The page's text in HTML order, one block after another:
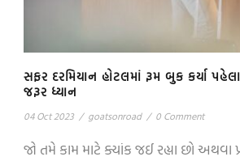
સફર દરમિયાન હોટલમાં રૂમ બુક કર્યા
જરૂર ધ્યાન
04 Oct 2023 / goatsonroad / 0 Comment
જો તમે કામ માટે ક્યાંક જઈ રહ્યા છો અથવા